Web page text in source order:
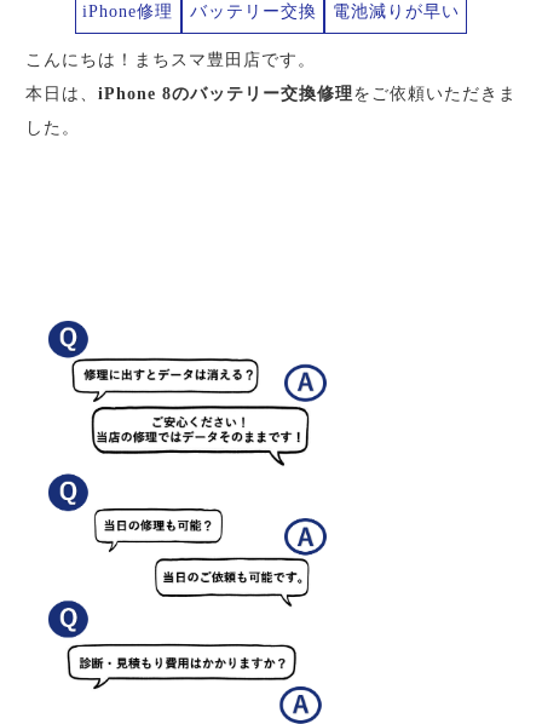
iPhone修理 バッテリー交換 電池減りが早い
こんにちは！まちスマ豊田店です。
本日は、 iPhone 8のバッテリー交換修理をご依頼いただきま
した。